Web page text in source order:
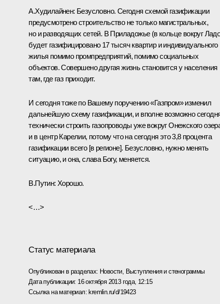
А.Худилайнен: Безусловно. Сегодня схемой газификации
предусмотрено строительство не только магистральных,
но и разводящих сетей. В Приладожье (в кольце вокруг
будет газифицировано 17 тысяч квартир и индивидуального
жилья помимо промпредприятий, помимо социальных
объектов. Совершено другая жизнь становится у населения
там, где газ приходит.
И сегодня тоже по Вашему поручению «Газпром» изменил
дальнейшую схему газификации, и вполне возможно
технически строить газопроводы уже вокруг Онежского
и в центр Карелии, потому что на сегодня это 3,8 процента
газификации всего [в регионе]. Безусловно, нужно менять
ситуацию, и она, слава Богу, меняется.
В.Путин: Хорошо.
<…>
Статус материала
Опубликован в разделах: Новости, Выступления и стенограммы
Дата публикации: 16 октября 2013 года, 12:15
Ссылка на материал: kremlin.ru/d/19423